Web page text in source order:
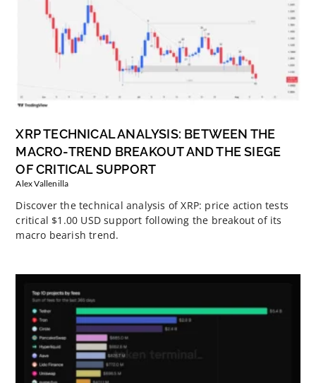
XRP TECHNICAL ANALYSIS: BETWEEN THE
MACRO-TREND BREAKOUT AND THE SIEGE
OF CRITICAL SUPPORT
Alex Vallenilla
Discover the technical analysis of XRP: price action tests
critical $1.00 USD support following the breakout of its
macro bearish trend.